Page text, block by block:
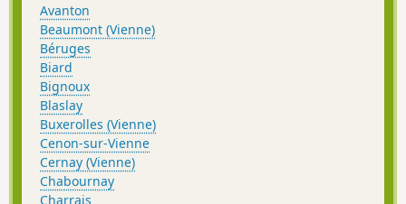
Avanton
Beaumont (Vienne)
Béruges
Biard
Bignoux
Blaslay
Buxerolles (Vienne)
Cenon-sur-Vienne
Cernay (Vienne)
Chabournay
Charrais